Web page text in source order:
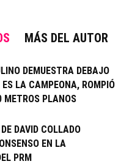
MÁS DEL AUTOR
DEMUESTRA DEBAJO
ES LA CAMPEONA, ROMPIÓ
METROS PLANOS
DAVID COLLADO
EN LA
PRM